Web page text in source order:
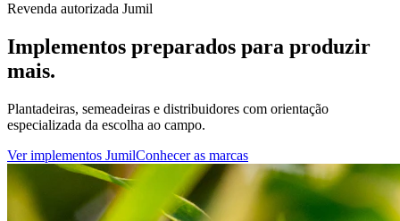
Revenda autorizada Jumil
Implementos preparados para produzir
mais.
Plantadeiras, semeadeiras e distribuidores com orientação
especializada da escolha ao campo.
Ver implementos JumilConhecer as marcas